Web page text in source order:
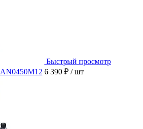
Быстрый просмотр
6 390 ₽ / шт